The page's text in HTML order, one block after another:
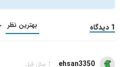
1 دیدگاه بهترین نظر
ehsan3350 1 سال قبل